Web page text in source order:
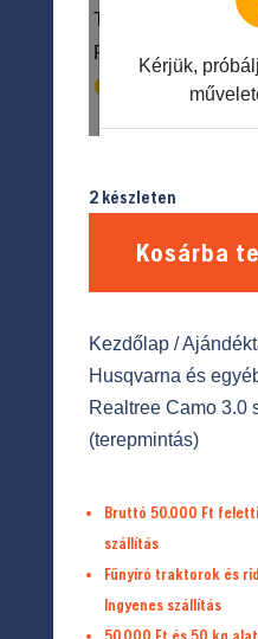
2 készleten
Kosárba
Kezdőlap/
Husqvarna és
Realtree Camo 3.0
(terepmintás)
Bruttó 50.000 Ft
szállítás
Fűnyíró traktorok és
Ingyenes szállítás